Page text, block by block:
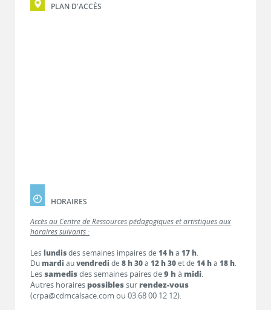
PLAN D'ACCÈS
HORAIRES
Accès au Centre de Ressources pédagogiques et artistiques aux
horaires suivants :
Les lundisdes semaines impaires de 14 hà 17 h.
Dumardi auvendredi de 8 h 30à 12 h 30et de 14 hà 18 h.
Lessamedisdes semaines paires de9 h à midi.
Autres horaires possiblessur rendez-vous
(crpa@cdmcalsace.com ou 03 68 00 12 12).